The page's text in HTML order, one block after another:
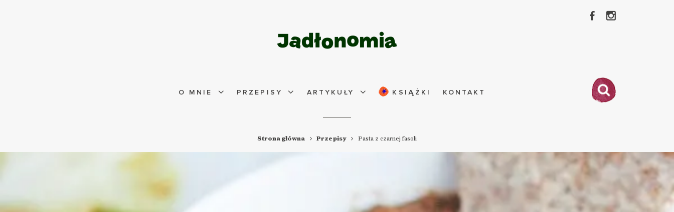
O MNIE PRZEPISY ARTYKUŁY KSIĄŻKI KONTAKT
Strona główna Przepisy Pasta z czarnej fasoli